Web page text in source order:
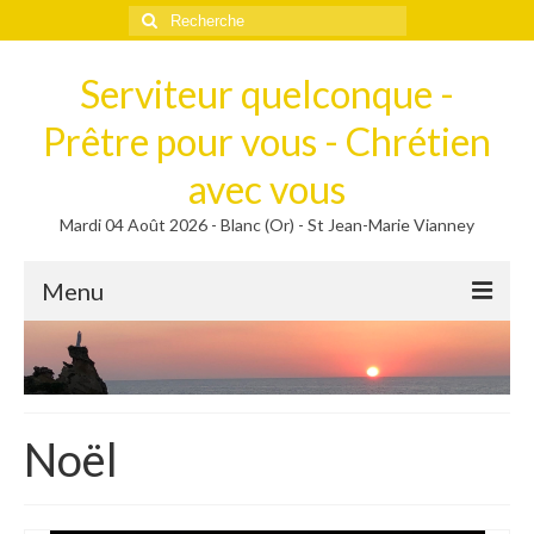
Rechercher
:
Serviteur quelconque -
Prêtre pour vous - Chrétien
avec vous
Mardi 04 Août 2026 - Blanc (Or) - St Jean-Marie Vianney
Menu
Méditer
Homélies, Poèmes
Homélies
Homélies de Mariages
Noël